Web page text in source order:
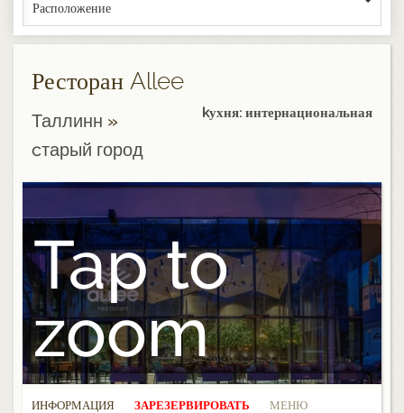
Расположение
Ресторан Allee
Таллинн »
cтарый город
kухня: интернациональная
Tap to
zoom
ИНФОРМАЦИЯ ЗАРЕЗЕРВИРОВАТЬ МЕНЮ